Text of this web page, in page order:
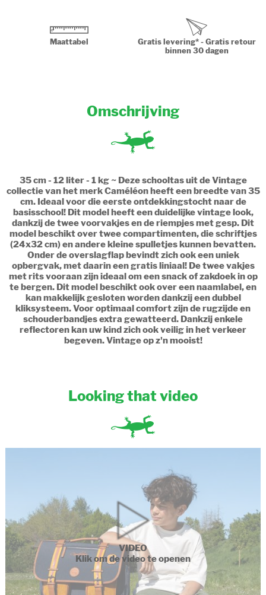
Maattabel
Gratis levering* - Gratis retour
binnen 30 dagen
Omschrijving
35 cm - 12 liter - 1 kg ~ Deze schooltas uit de Vintage
collectie van het merk Caméléon heeft een breedte van 35
cm. Ideaal voor die eerste ontdekkingstocht naar de
basisschool! Dit model heeft een duidelijke vintage look,
dankzij de twee voorvakjes en de riempjes met gesp. Dit
model beschikt over twee compartimenten, die schriftjes
(24x32 cm) en andere kleine spulletjes kunnen bevatten.
Onder de overslagflap bevindt zich ook een uniek
opbergvak, met daarin een gratis liniaal! De twee vakjes
met rits vooraan zijn ideaal om een snack of zakdoek in op
te bergen. Dit model beschikt ook over een naamlabel, en
kan makkelijk gesloten worden dankzij een dubbel
kliksysteem. Voor optimaal comfort zijn de rugzijde en
schouderbandjes extra gewatteerd. Dankzij enkele
reflectoren kan uw kind zich ook veilig in het verkeer
begeven. Vintage op z'n mooist!
Looking that video
VIDEO
Klik om de video te openen